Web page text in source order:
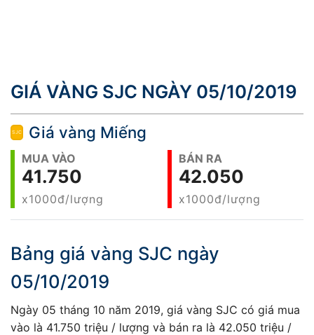
GIÁ VÀNG SJC NGÀY 05/10/2019
Giá vàng Miếng
MUA VÀO
41.750
x1000đ/lượng
BÁN RA
42.050
x1000đ/lượng
Bảng giá vàng SJC ngày
05/10/2019
Ngày 05 tháng 10 năm 2019, giá vàng SJC có giá mua
vào là 41.750 triệu / lượng và bán ra là 42.050 triệu /